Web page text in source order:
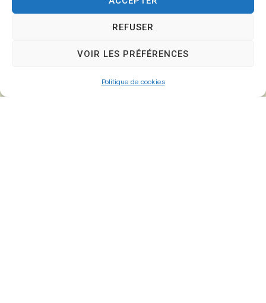
REFUSER
VOIR LES PRÉFÉRENCES
Politique de cookies
26 Av. du Général de Gaulle